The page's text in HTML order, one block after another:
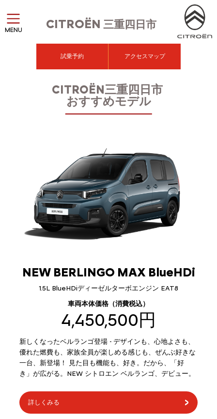
CITROËN 三重四日市
MENU
試乗予約 アクセスマップ
CITROËN三重四日市
おすすめモデル
NEW BERLINGO MAX BlueHDi
1.5L BlueHDiディーゼルターボエンジン EAT8
車両本体価格（消費税込）
4,450,500円
新しくなったベルランゴ登場 - デザインも、心地よさも、
優れた燃費も、家族全員が楽しめる感じも、ぜんぶ好きな
一台、新登場！ 見た目も機能も、好き。だから、「好
き」が広がる。NEW シトロエン ベルランゴ、デビュー。
詳しくみる